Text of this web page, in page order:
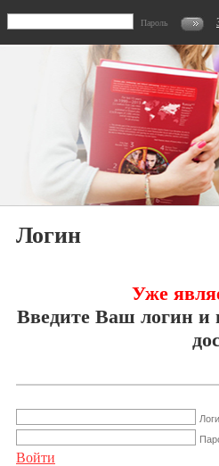
Пароль
Логин
Уже
Введите Ваш логин и
Войти